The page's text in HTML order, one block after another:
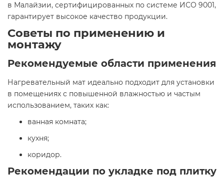
в Малайзии, сертифицированных по системе ИСО 9001,
гарантирует высокое качество продукции.​
Советы по применению и
монтажу
Рекомендуемые области применения
Нагревательный мат идеально подходит для установки
в помещениях с повышенной влажностью и частым
использованием, таких как:​
ванная комната;​
кухня;​
коридор.​
Рекомендации по укладке под плитку